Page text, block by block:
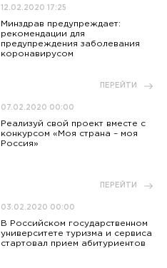
12.02.2020 17:25
Минздрав предупреждает:
рекомендации для
предупреждения заболевания
коронавирусом
ПЕРЕЙТИ
07.02.2020 00:00
Реализуй свой проект вместе с
конкурсом «Моя страна – моя
Россия»
ПЕРЕЙТИ
03.02.2020 00:00
В Российском государственном
университете туризма и сервиса
стартовал прием абитуриентов